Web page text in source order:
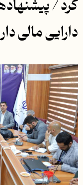
کرد /
دارایی مالی